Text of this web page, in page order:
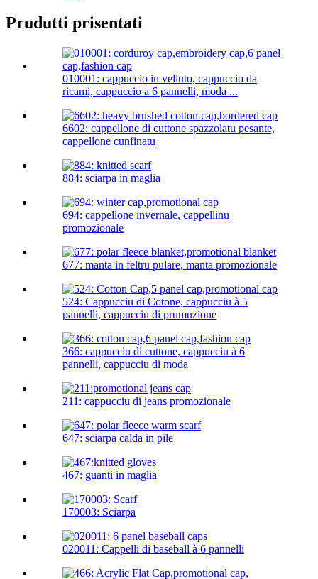
Prudutti prisentati
010001: cappuccio in velluto, cappuccio da
ricami, cappuccio a 6 pannelli, moda ...
6602: cappellone di cuttone spazzolatu pesante,
cappellone cunfinatu
884: sciarpa in maglia
694: cappellone invernale, cappellinu
promozionale
677: manta in feltru pulare, manta promozionale
524: Cappucciu di Cotone, cappucciu à 5
pannelli, cappucciu di prumuzione
366: cappucciu di cuttone, cappucciu à 6
pannelli, cappucciu di moda
211: cappucciu di jeans promozionale
647: sciarpa calda in pile
467: guanti in maglia
170003: Sciarpa
020011: Cappelli di baseball à 6 pannelli